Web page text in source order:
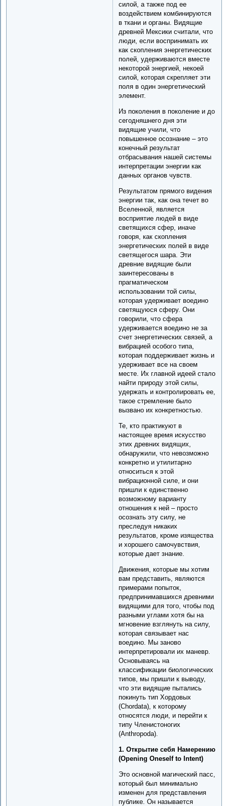
силой, а также под ее
воздействием комбинируются
в ткани и органы. Видящие
древней Мексики считали, что
люди, если воспринимать их
как скопления энергетических
полей, удерживаются вместе
некоторой энергией, некоей
силой, которая скрепляет эти
поля в один энергетический
элемент.
Из поколения в поколение и до
сегодняшнего дня эти
видящие учили, что
повышенное осознание – это
конечный результат
отбрасывания нашей системы
интерпретации энергии как
данных органов чувств.
Результатом прямого видения
энергии так, как она течет во
Вселенной, является
восприятие людей в виде
светящихся сфер, иначе
говоря, как скопления
энергетических полей в виде
светящегося шара. Эти
древние видящие были
заинтересованы в
прагматическом
использовании той силы,
которая удерживает воедино
светящуюся сферу. Они
говорили, что сфера
удерживается воедино не за
счет энергетических связей, а
вибрацией особого типа,
которая поддерживает жизнь и
удерживает все на своем
месте. Их главной идеей стало
найти природу этой силы,
удержать и контролировать ее,
такое стремление было
вызвано их конкретностью.
Те, кто практикуют в
настоящее время искусство
этих древних видящих,
обнаружили, что невозможно
конкретно и утилитарно
относиться к этой
вибрационной силе, и они
пришли к единственно
возможному варианту
отношения к ней – просто
осознать эту силу, не
преследуя никаких
результатов, кроме изящества
и хорошего самочувствия,
которые дает знание.
Движения, которые мы хотим
вам представить, являются
примерами попыток,
предпринимавшихся древними
видящими для того, чтобы под
разными углами хотя бы на
мгновение взглянуть на силу,
которая связывает нас
воедино. Мы заново
интерпретировали их маневр.
Основываясь на
классификации биологических
типов, мы пришли к выводу,
что эти видящие пытались
покинуть тип Хордовых
(Chordata), к которому
относятся люди, и перейти к
типу Членистоногих
(Anthropoda).
1. Открытие себя Намерению
(Opening Oneself to Intent)
Это основной магический пасс,
который был минимально
изменен для представления
публике. Он называется